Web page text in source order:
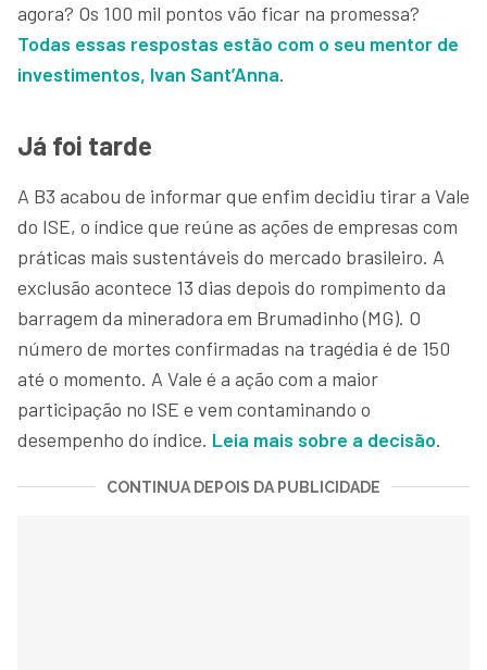
agora? Os 100 mil pontos vão ficar na promessa?
Todas essas respostas estão com o seu mentor de
investimentos, Ivan Sant’Anna.
Já foi tarde
A B3 acabou de informar que enfim decidiu tirar a Vale
do ISE, o índice que reúne as ações de empresas com
práticas mais sustentáveis do mercado brasileiro. A
exclusão acontece 13 dias depois do rompimento da
barragem da mineradora em Brumadinho (MG). O
número de mortes confirmadas na tragédia é de 150
até o momento. A Vale é a ação com a maior
participação no ISE e vem contaminando o
desempenho do índice. Leia mais sobre a decisão.
CONTINUA DEPOIS DA PUBLICIDADE